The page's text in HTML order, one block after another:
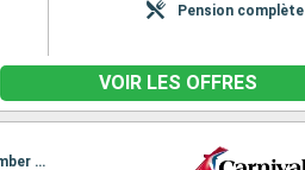
Pension complète
VOIR LES OFFRES
Itinéraire : Baltimore, Saint thomas, Saint-Martin (Philipsburg), St Kitts, Aruba, Willemstad (Curaçao), Amber cove, Baltimore